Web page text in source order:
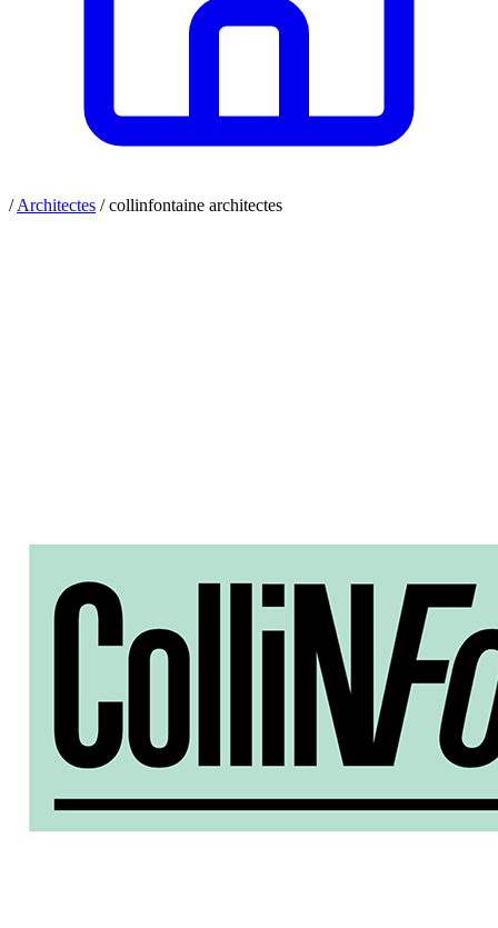
/ Architectes /collinfontaine architectes